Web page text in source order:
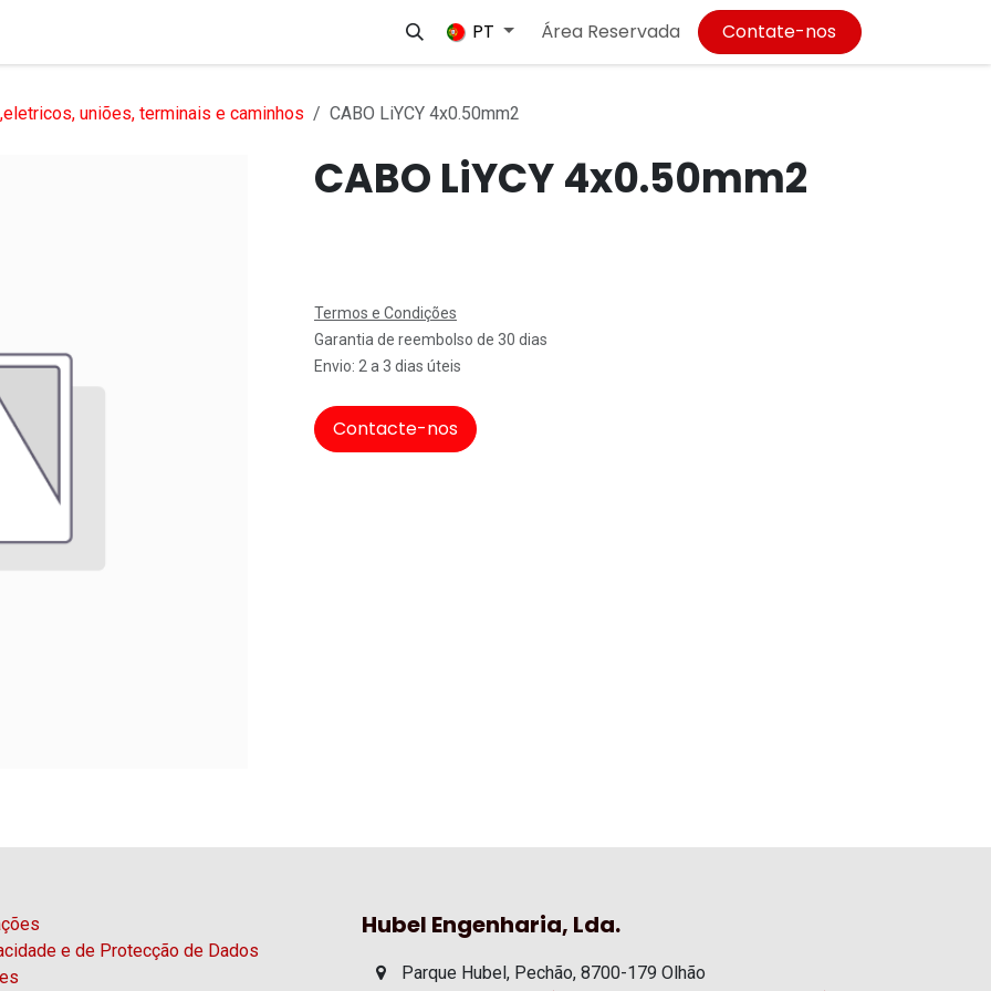
Empregos
PT Área Reservada Contate-nos
uniões, terminais e caminhos CABO LiYCY 4x0.50mm2
CABO LiYCY 4x0.50mm2
Termos e Condições
Garantia de reembolso de 30 dias
Envio: 2 a 3 dias úteis
Contacte-nos
Hubel Engenharia, Lda.
Parque Hubel, Pechão, 8700-179 Olhão
e de Protecção de Dados